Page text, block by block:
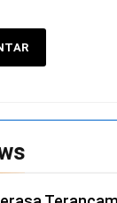
Selamat Hari
IKLAN